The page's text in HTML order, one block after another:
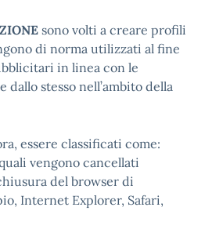
sono volti a creare profili
di norma utilizzati al fine
in linea con le
stesso nell’ambito della
essere classificati come:
vengono cancellati
del browser di
Internet Explorer, Safari,